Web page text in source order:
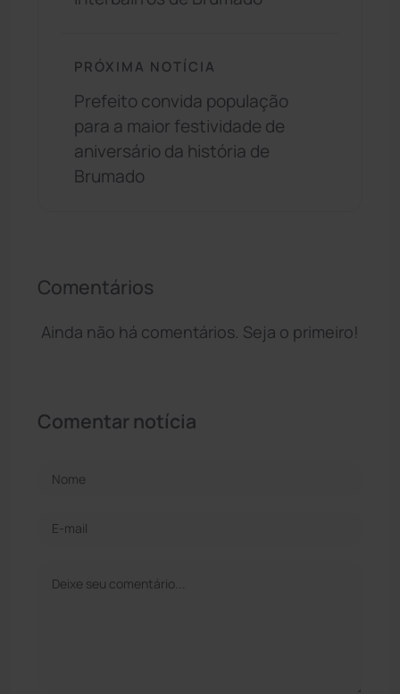
PRÓXIMA NOTÍCIA
Prefeito convida população
para a maior festividade de
aniversário da história de
Brumado
Comentários
Ainda não há comentários. Seja o primeiro!
Comentar notícia